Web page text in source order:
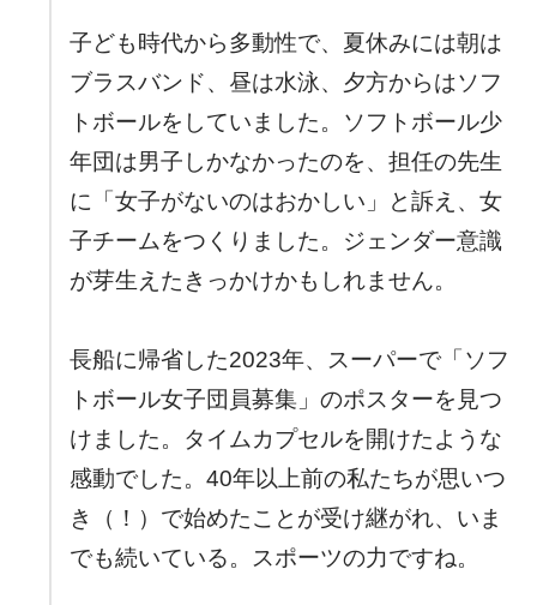
子ども時代から多動性で、夏休みには朝は
ブラスバンド、昼は水泳、夕方からはソフ
トボールをしていました。ソフトボール少
年団は男子しかなかったのを、担任の先生
に「女子がないのはおかしい」と訴え、女
子チームをつくりました。ジェンダー意識
が芽生えたきっかけかもしれません。
長船に帰省した2023年、スーパーで「ソフ
トボール女子団員募集」のポスターを見つ
けました。タイムカプセルを開けたような
感動でした。40年以上前の私たちが思いつ
き（！）で始めたことが受け継がれ、いま
でも続いている。スポーツの力ですね。